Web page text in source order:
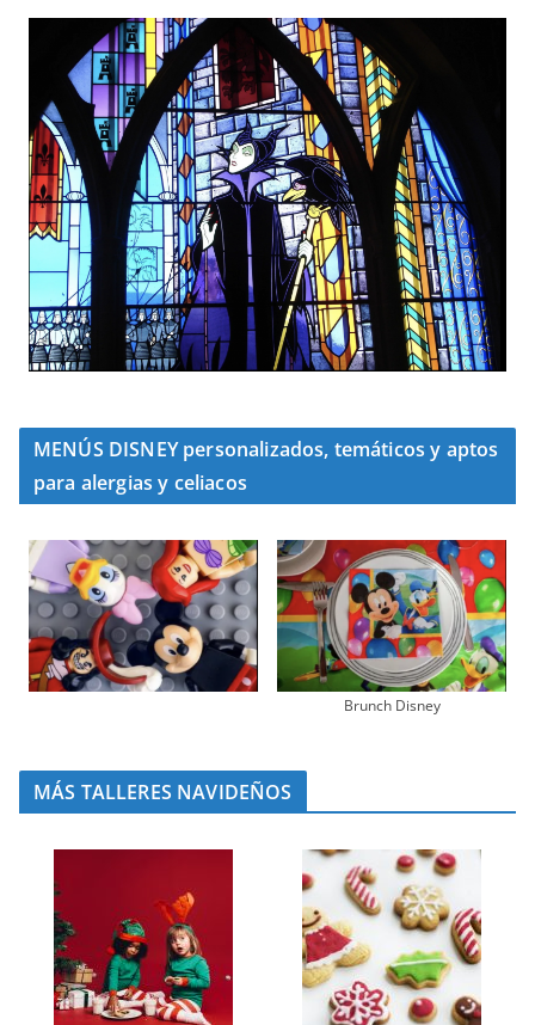
MENÚS DISNEY personalizados, temáticos y aptos
para alergias y celiacos
Brunch Disney
MÁS TALLERES NAVIDEÑOS